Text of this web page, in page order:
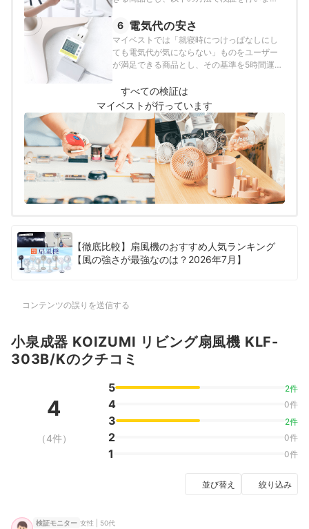
6 電気代の安さ
マイベストでは「就寝時につけっぱなしにし
ても電気代が気にならない」ものをユーザー
が満足できる商品とし、その基準を5時間運転
下の方法で検証を行いました。
すべての検証は
マイベストが行っています
【徹底比較】扇風機のおすすめ人気ランキング
【風の強さが最強なのは？2026年7月】
コンテンツの誤りを送信する
小泉成器 KOIZUMI リビング扇風機 KLF-
303B/Kのクチコミ
4
（4件）
5 2件
4 0件
3 2件
2 0件
1 0件
並び替え 絞り込み
検証モニター 女性 | 50代